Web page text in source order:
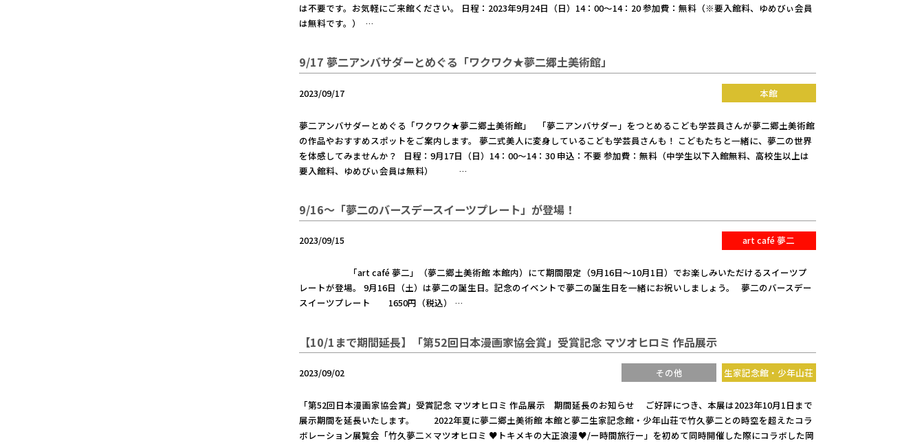
は不要です。お気軽にご来館ください。 日程：2023年9月24日（日）14：00～14：20 参加費：無料（※要入館料、ゆめびぃ会員
は無料です。） …
9/17 夢二アンバサダーとめぐる「ワクワク★夢二郷土美術館」
2023/09/17 本館
夢二アンバサダーとめぐる「ワクワク★夢二郷土美術館」 「夢二アンバサダー」をつとめるこども学芸員さんが夢二郷土美術館
の作品やおすすめスポットをご案内します。 夢二式美人に変身しているこども学芸員さんも！ こどもたちと一緒に、夢二の世界
を体感してみませんか？ 日程：9月17日（日）14：00～14：30 申込：不要 参加費：無料（中学生以下入館無料、高校生以上は
要入館料、ゆめびぃ会員は無料） …
9/16～「夢二のバースデースイーツプレート」が登場！
2023/09/15 art café 夢二
「art café 夢二」（夢二郷土美術館 本館内）にて期間限定（9月16日～10月1日）でお楽しみいただけるスイーツプ
レートが登場。 9月16日（土）は夢二の誕生日。記念のイベントで夢二の誕生日を一緒にお祝いしましょう。 夢二のバースデー
スイーツプレート 1650円（税込） …
【10/1まで期間延長】「第52回日本漫画家協会賞」受賞記念 マツオヒロミ 作品展示
2023/09/02 生家記念館・少年山荘
その他
「第52回日本漫画家協会賞」受賞記念 マツオヒロミ 作品展示 期間延長のお知らせ ご好評につき、本展は2023年10月1日まで
展示期間を延長いたします。 2022年夏に夢二郷土美術館 本館と夢二生家記念館・少年山荘で竹久夢二との時空を超えたコラ
ボレーション展覧会「竹久夢二×マツオヒロミ ♥トキメキの大正浪漫♥/ー時間旅行ー」を初めて同時開催した際にコラボした岡